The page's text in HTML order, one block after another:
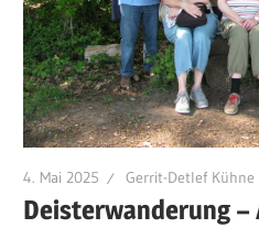
4. Mai 2025 Gerrit-Detlef Kühne
Deisterwanderung